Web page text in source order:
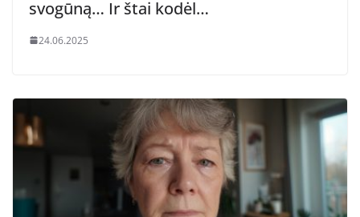
svogūną… Ir štai kodėl…
24.06.2025